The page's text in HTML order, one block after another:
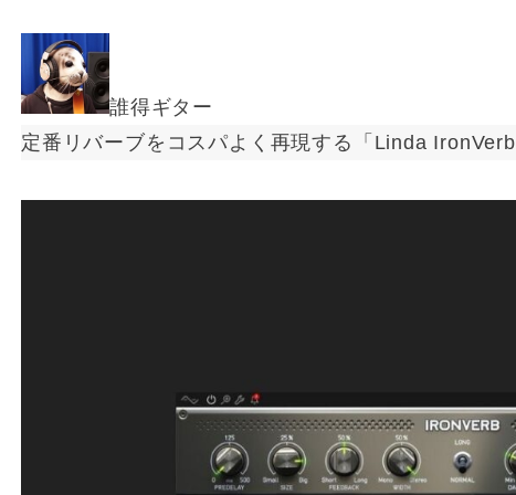
誰得ギター
定番リバーブをコスパよく再現する「Linda